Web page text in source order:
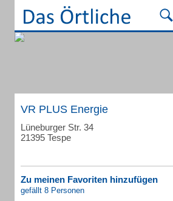
VR PLUS Energie
Lüneburger Str. 34
21395 Tespe
Zu meinen Favoriten hinzufügen
gefällt 8 Personen